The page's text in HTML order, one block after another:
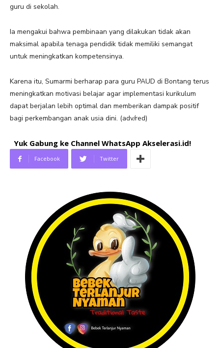
guru di sekolah.
Ia mengakui bahwa pembinaan yang dilakukan tidak akan
maksimal apabila tenaga pendidik tidak memiliki semangat
untuk meningkatkan kompetensinya.
Karena itu, Sumarmi berharap para guru PAUD di Bontang terus
meningkatkan motivasi belajar agar implementasi kurikulum
dapat berjalan lebih optimal dan memberikan dampak positif
bagi perkembangan anak usia dini. (adv/red)
Yuk Gabung ke Channel WhatsApp Akselerasi.id!
Facebook Twitter